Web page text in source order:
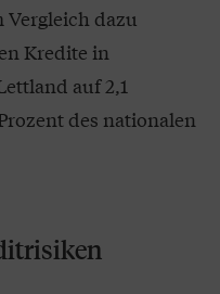
dazu
Kredite in
auf 2,1
des nationalen